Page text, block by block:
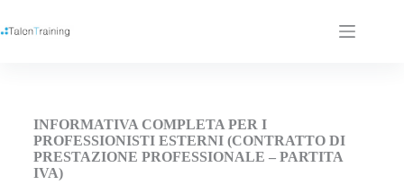
INFORMATIVA COMPLETA PER I
PROFESSIONISTI ESTERNI (CONTRATTO DI
PRESTAZIONE PROFESSIONALE – PARTITA
IVA)